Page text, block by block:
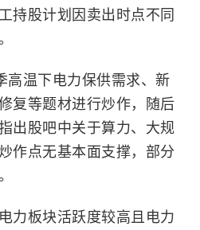
持股计划因卖出时点不同
高温下电力保供需求、新
复等题材进行炒作，随后
出股吧中关于算力、大规
作点无基本面支撑，部分
力板块活跃度较高且电力